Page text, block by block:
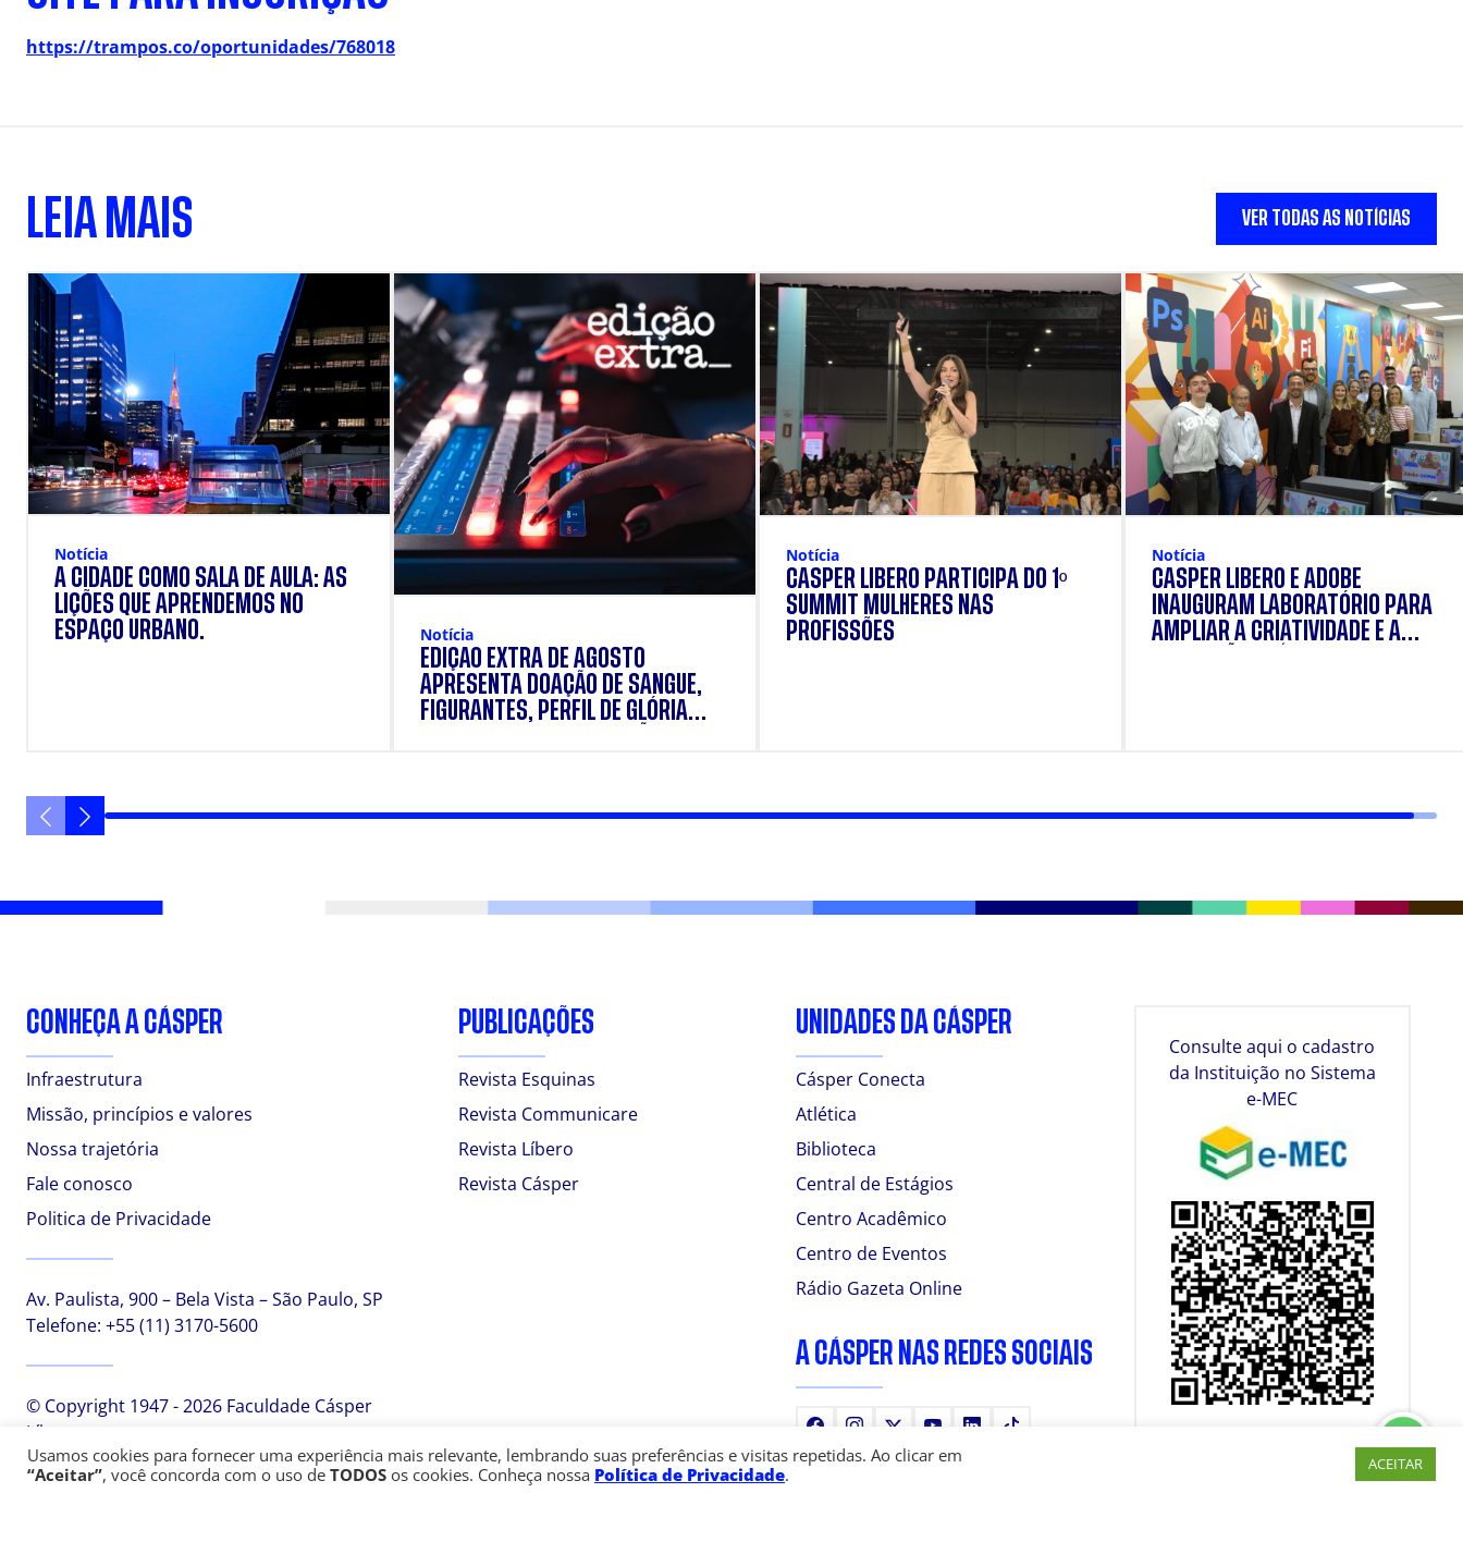
https://trampos.co/oportunidades/768018
LEIA MAIS VER TODAS AS NOTÍCIAS
Notícia
A CIDADE COMO SALA DE AULA: AS
LIÇÕES QUE APRENDEMOS NO
ESPAÇO URBANO.
Notícia
EDIÇÃO EXTRA DE AGOSTO
APRESENTA DOAÇÃO DE SANGUE,
FIGURANTES, PERFIL DE GLÓRIA
Notícia
CÁSPER LÍBERO PARTICIPA DO 1º
SUMMIT MULHERES NAS
PROFISSÕES
Notícia
CÁSPER LÍBERO E ADOBE
INAUGURAM LABORATÓRIO PARA
AMPLIAR A CRIATIVIDADE E A
CONHEÇA A CÁSPER
Infraestrutura
Missão, princípios e valores
Nossa trajetória
Fale conosco
Politica de Privacidade
Av. Paulista, 900 – Bela Vista – São Paulo, SP
Telefone: +55 (11) 3170-5600
© Copyright 1947 - 2026 Faculdade Cásper
Líbero
PUBLICAÇÕES
Revista Esquinas
Revista Communicare
Revista Líbero
Revista Cásper
UNIDADES DA CÁSPER
Cásper Conecta
Atlética
Biblioteca
Central de Estágios
Centro Acadêmico
Centro de Eventos
Rádio Gazeta Online
A CÁSPER NAS REDES SOCIAIS
FacebookInstagram
X YoutubeLinkedInTikTok
Consulte aqui o cadastro
da Instituição no Sistema
e-MEC
Usamos cookies para fornecer uma experiência mais relevante, lembrando suas preferências e visitas repetidas. Ao clicar em
“Aceitar”, você concorda com o uso de TODOS os cookies. Conheça nossa Política de Privacidade. ACEITAR